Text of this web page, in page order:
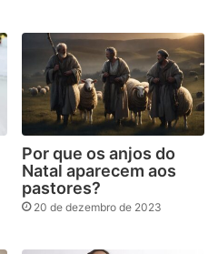
Por que os anjos do
Natal aparecem aos
pastores?
20 de dezembro de 2023